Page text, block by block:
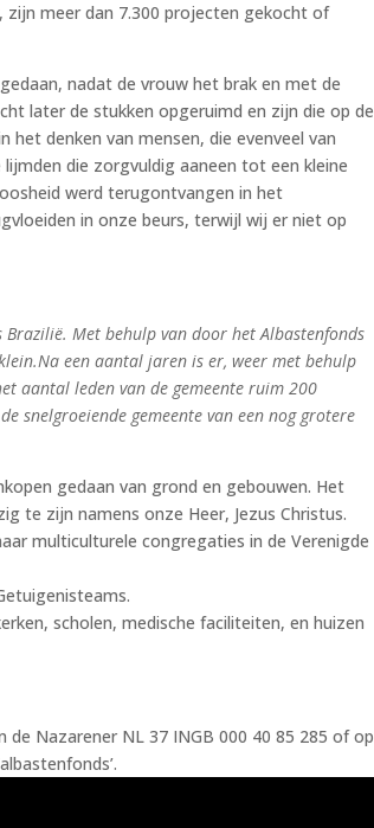
zijn meer dan 7.300 projecten gekocht of
nadat de vrouw het brak en met de
later de stukken opgeruimd en zijn die op de
denken van mensen, die evenveel van
die zorgvuldig aaneen tot een kleine
werd terugontvangen in het
in onze beurs, terwijl wij er niet op
Met behulp van door het Albastenfonds
een aantal jaren is er, weer met behulp
aantal leden van de gemeente ruim 200
snelgroeiende gemeente van een nog grotere
gedaan van grond en gebouwen. Het
te zijn namens onze Heer, Jezus Christus.
multiculturele congregaties in de Verenigde
scholen, medische faciliteiten, en huizen
Nazarener NL 37 INGB 000 40 85 285 of op